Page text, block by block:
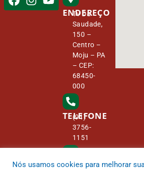
ENDEREÇO
Tv Da
Saudade,
150 –
Centro –
Moju – PA
– CEP:
68450-
000
TELEFONE
(91)
3756-
1151
Nós usamos cookies para melhorar